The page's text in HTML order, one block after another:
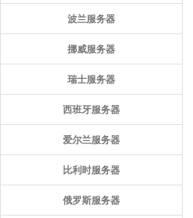
波兰服务器
挪威服务器
瑞士服务器
西班牙服务器
爱尔兰服务器
比利时服务器
俄罗斯服务器